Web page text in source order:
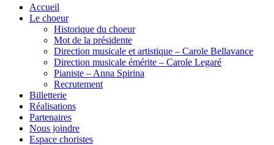
Accueil
Le choeur
Historique du choeur
Mot de la présidente
Direction musicale et artistique – Carole Bellavance
Direction musicale émérite – Carole Legaré
Pianiste – Anna Spirina
Recrutement
Billetterie
Réalisations
Partenaires
Nous joindre
Espace choristes